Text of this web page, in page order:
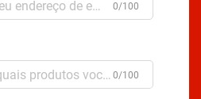
0/100
0/100